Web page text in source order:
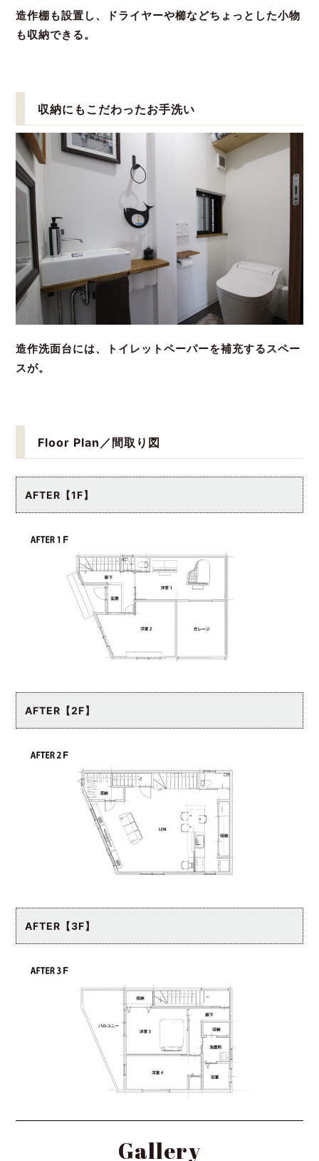
造作棚も設置し、ドライヤーや櫛などちょっとした小物
も収納できる。
収納にもこだわったお手洗い
造作洗面台には、トイレットペーパーを補充するスペー
スが。
Floor Plan／間取り図
AFTER【1F】
AFTER【2F】
AFTER【3F】
Gallery